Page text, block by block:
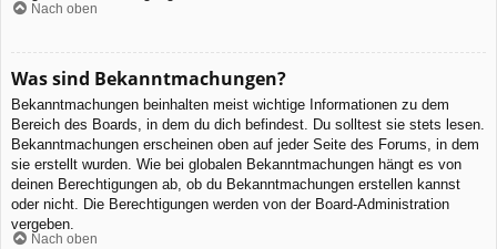
Nach oben
Was sind Bekanntmachungen?
Bekanntmachungen beinhalten meist wichtige Informationen zu dem
Bereich des Boards, in dem du dich befindest. Du solltest sie stets lesen.
Bekanntmachungen erscheinen oben auf jeder Seite des Forums, in dem
sie erstellt wurden. Wie bei globalen Bekanntmachungen hängt es von
deinen Berechtigungen ab, ob du Bekanntmachungen erstellen kannst
oder nicht. Die Berechtigungen werden von der Board-Administration
vergeben.
Nach oben